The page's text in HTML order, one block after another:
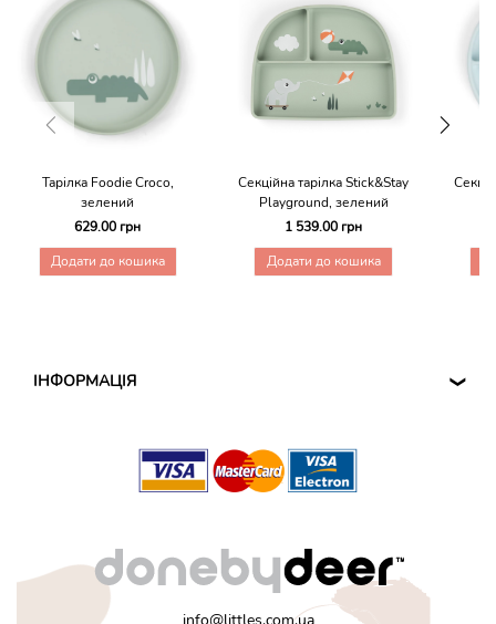
Тарілка Foodie Croco,
зелений
629.00 грн
Додати до кошика
Секційна тарілка Stick&Stay
Playground, зелений
1 539.00 грн
Додати до кошика
ІНФОРМАЦІЯ ❮
CПОСОБИ ДОСТАВКИ ТА ОПЛАТИ
ОБМІН АБО ПОВЕРНЕННЯ ТОВАРУ
info@littles.com.ua